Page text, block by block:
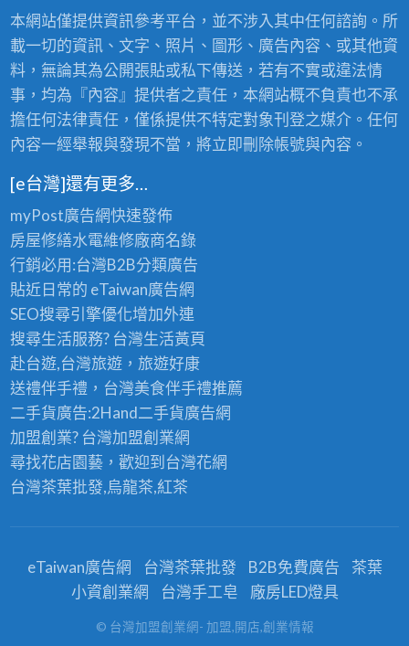
本網站僅提供資訊參考平台，並不涉入其中任何諮詢。所
載一切的資訊、文字、照片、圖形、廣告內容、或其他資
料，無論其為公開張貼或私下傳送，若有不實或違法情
事，均為『內容』提供者之責任，本網站概不負責也不承
擔任何法律責任，僅係提供不特定對象刊登之媒介。任何
內容一經舉報與發現不當，將立即刪除帳號與內容。
[e台灣]還有更多…
myPost廣告網快速發佈
房屋修繕水電維修廠商名錄
行銷必用:台灣B2B分類廣告
貼近日常的 eTaiwan廣告網
SEO搜尋引擎優化增加外連
搜尋生活服務? 台灣生活黃頁
赴台遊,台灣旅遊，旅遊好康
送禮伴手禮，台灣美食伴手禮推薦
二手貨廣告:2Hand二手貨廣告網
加盟創業? 台灣加盟創業網
尋找花店園藝，歡迎到 台灣花網
台灣茶葉批發,烏龍茶,紅茶
eTaiwan廣告網 台灣茶葉批發 B2B免費廣告
茶葉
小資創業網
台灣手工皂 廠房LED燈具
© 台灣加盟創業網- 加盟,開店,創業情報